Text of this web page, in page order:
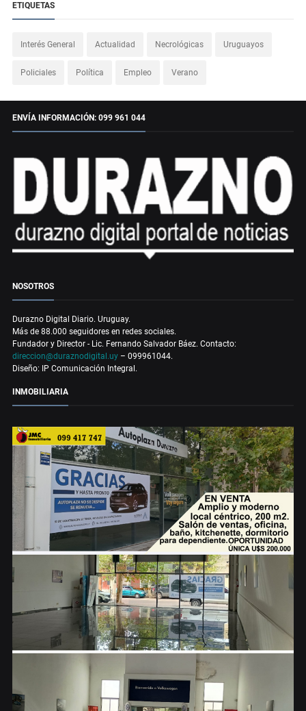
ETIQUETAS
Interés General Actualidad Necrológicas Uruguayos
Policiales Política Empleo Verano
ENVÍA INFORMACIÓN: 099 961 044
NOSOTROS
Durazno Digital Diario. Uruguay.
Más de 88.000 seguidores en redes sociales.
Fundador y Director - Lic. Fernando Salvador Báez. Contacto:
direccion@duraznodigital.uy – 099961044.
Diseño: IP Comunicación Integral.
INMOBILIARIA